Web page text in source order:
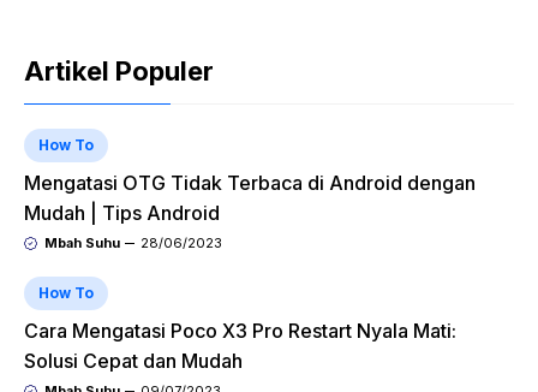
Artikel Populer
How To
Mengatasi OTG Tidak Terbaca di Android dengan
Mudah | Tips Android
Mbah Suhu 28/06/2023
How To
Cara Mengatasi Poco X3 Pro Restart Nyala Mati:
Solusi Cepat dan Mudah